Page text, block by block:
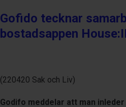
Gofido tecknar
bostadsappen
(220420 Sak och Liv)
Godifo meddelar att man